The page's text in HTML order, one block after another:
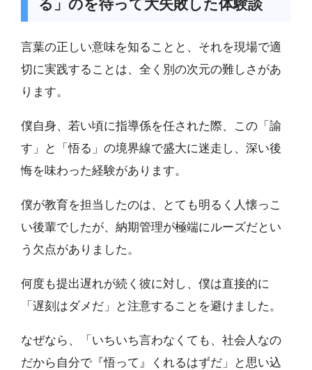
る」のを待って大失敗した体験談
言葉の正しい意味を知ることと、それを現場で適
切に実践することは、全く別の次元の難しさがあ
ります。
僕自身、若い頃に指導係を任された際、この「諭
す」と「悟る」の境界線で盛大に迷走し、深い後
悔を味わった経験があります。
僕が教育を担当したのは、とても明るく人懐っこ
い後輩でしたが、納期管理が極端にルーズだとい
う欠点がありました。
何度も提出遅れが続く彼に対し、僕は直接的に
「遅刻はダメだ」と注意することを避けました。
なぜなら、「いちいち言わなくても、社会人なの
だから自分で『悟って』くれるはずだ」と思い込